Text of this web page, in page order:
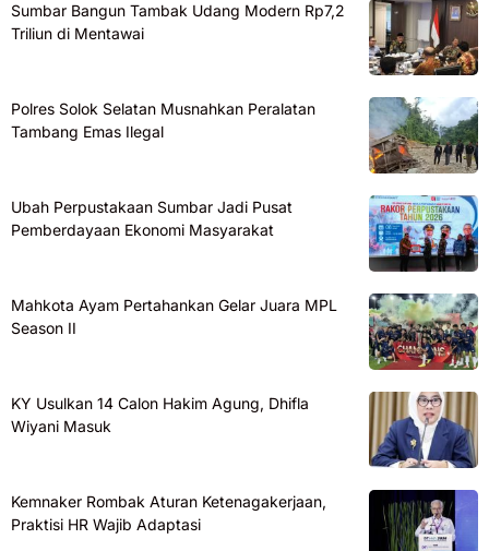
Sumbar Bangun Tambak Udang Modern Rp7,2
Triliun di Mentawai
Polres Solok Selatan Musnahkan Peralatan
Tambang Emas Ilegal
Ubah Perpustakaan Sumbar Jadi Pusat
Pemberdayaan Ekonomi Masyarakat
Mahkota Ayam Pertahankan Gelar Juara MPL
Season II
KY Usulkan 14 Calon Hakim Agung, Dhifla
Wiyani Masuk
Kemnaker Rombak Aturan Ketenagakerjaan,
Praktisi HR Wajib Adaptasi